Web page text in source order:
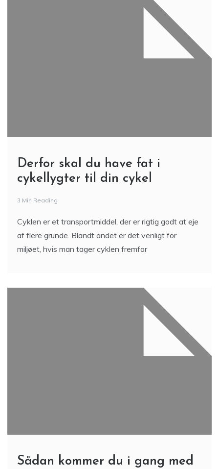
Derfor skal du have fat i
cykellygter til din cykel
3 Min Reading
Cyklen er et transportmiddel, der er rigtig godt at eje
af flere grunde. Blandt andet er det venligt for
miljøet, hvis man tager cyklen fremfor
Sådan kommer du i gang med